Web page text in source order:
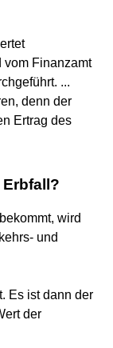
vom Finanzamt
...
denn der
Ertrag des
Erbfall?
wird
und
Es ist dann der
der